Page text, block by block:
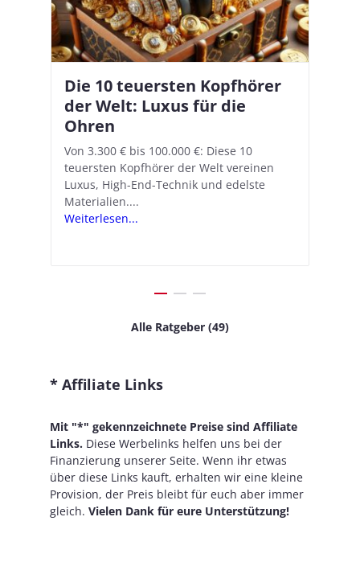
Die 10 teuersten Kopfhörer
der Welt: Luxus für die
Ohren
Von 3.300 € bis 100.000 €: Diese 10
teuersten Kopfhörer der Welt vereinen
Luxus, High-End-Technik und edelste
Materialien....
Weiterlesen...
Apple AirPods Pro 2 und iOS
18.1: So richtet ihr das neue
Hörgeräte-Feature ein
Mit iOS 18.1 und den AirPods Pro 2
verwandelt Apple seine In-Ear-Kopfhörer
in kostengünstige Hörhilfen. In wenigen
Schritten...
Weiterlesen...
Alle Ratgeber (49)
* Affiliate Links
Mit "*" gekennzeichnete Preise sind Affiliate
Links. Diese Werbelinks helfen uns bei der
Finanzierung unserer Seite. Wenn ihr etwas
über diese Links kauft, erhalten wir eine kleine
Provision, der Preis bleibt für euch aber immer
gleich. Vielen Dank für eure Unterstützung!